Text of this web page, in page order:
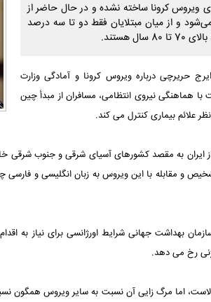
ویروس کرونا ساخته نشده و در حال حاضر از
و از میان مبتلایان فقط دو تا سه درصد
هستند.
حریرچی درباره ویروس کرونا و آمادگی وزارت
با هماهنگی نیروی انتظامی، مسافران از مبدأ چین
علائم بیماری کنترل می کند.
از ایران به مقصد کشورهای آسیای شرقی و جنوب
و مقابله با این ویروس به زبان انگلیسی و فارسی
بهداشت جهانی شرایط اورژانسی برای نیاز به
رخ می دهد.
اما مرگ زایی آن نسبت به سایر ویروس همگون